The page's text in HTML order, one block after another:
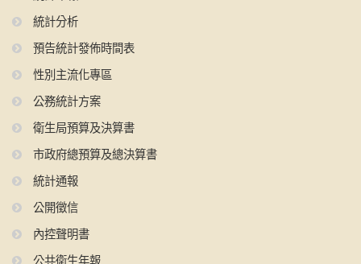
統計分析
預告統計發佈時間表
性別主流化專區
公務統計方案
衛生局預算及決算書
市政府總預算及總決算書
統計通報
公開徵信
內控聲明書
公共衛生年報